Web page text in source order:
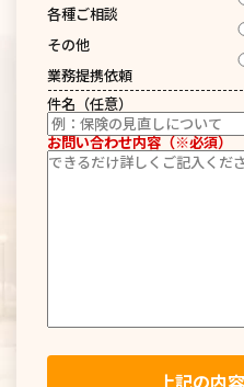
各種ご相談
その他
業務提携依頼
------------------------------------
件名（任意）
お問い合わせ内容（※必須）